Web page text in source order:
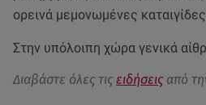
ορεινά μεμονωμένες
Στην υπόλοιπη χώρα γενικά
Διαβάστε όλες τις ειδήσεις από